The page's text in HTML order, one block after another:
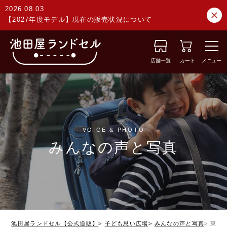
2026.08.03
【2027年度モデル】現在の販売状況について
店舗一覧 カート メニュー
VOICE & PHOTO
みんなの声と写真
池田屋ランドセル【公式通販】 子ども思い広場 みんなの声と写真 東京